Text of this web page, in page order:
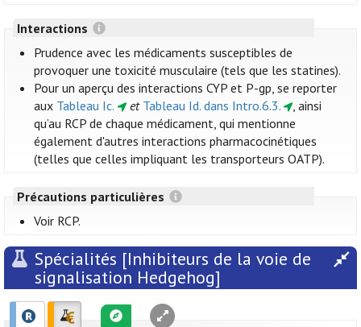
Interactions
Prudence avec les médicaments susceptibles de
provoquer une toxicité musculaire (tels que les statines).
Pour un aperçu des interactions CYP et P-gp, se reporter
aux Tableau Ic. et Tableau Id. dans Intro.6.3.
, ainsi
qu’au RCP de chaque médicament, qui mentionne
également d'autres interactions pharmacocinétiques
(telles que celles impliquant les transporteurs OATP).
Précautions particulières
Voir RCP.
Spécialités [Inhibiteurs de la voie de
signalisation Hedgehog]